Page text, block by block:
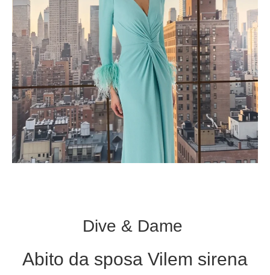
Dive & Dame
Abito da sposa Vilem sirena